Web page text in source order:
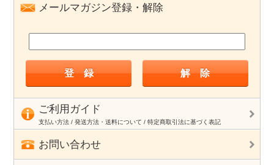
メールマガジン登録・解除
ご利用ガイド
支払い方法 / 発送方法・送料について / 特定商取引法に基づく表記
お問い合わせ